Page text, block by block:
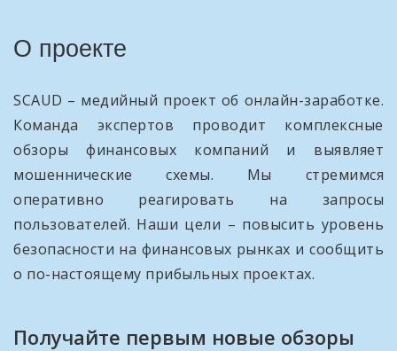
О проекте
SCAUD – медийный проект об онлайн-заработке.
Команда экспертов проводит комплексные
обзоры финансовых компаний и выявляет
мошеннические схемы. Мы стремимся
оперативно реагировать на запросы
пользователей. Наши цели – повысить уровень
безопасности на финансовых рынках и сообщить
о по-настоящему прибыльных проектах.
Получайте первым новые обзоры